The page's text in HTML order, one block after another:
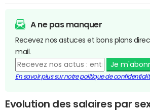
A ne pas manquer
Recevez nos astuces et bons plans
mail.
Je
En savoir plus sur notre politique de
Evolution des salaires par